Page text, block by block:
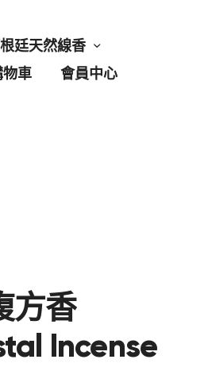
廷天然線香
物車
會員中心
方香
Incense